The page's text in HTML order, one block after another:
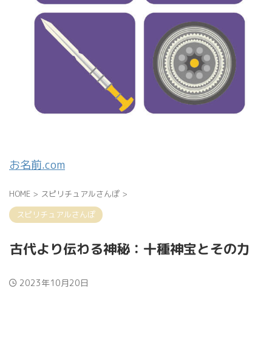
お名前.com
HOME > スピリチュアルさんぽ >
スピリチュアルさんぽ
古代より伝わる神秘：十種神宝とその力
2023年10月20日